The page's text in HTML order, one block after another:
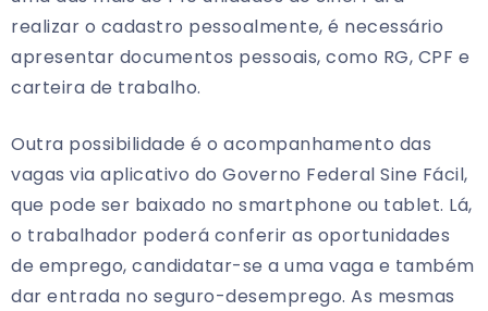
realizar o cadastro pessoalmente, é necessário
apresentar documentos pessoais, como RG, CPF e
carteira de trabalho.
Outra possibilidade é o acompanhamento das
vagas via aplicativo do Governo Federal Sine Fácil,
que pode ser baixado no smartphone ou tablet. Lá,
o trabalhador poderá conferir as oportunidades
de emprego, candidatar-se a uma vaga e também
dar entrada no seguro-desemprego. As mesmas